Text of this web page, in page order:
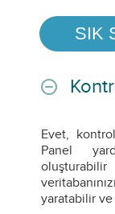
SIK
Evet,
Panel
yaratabilir